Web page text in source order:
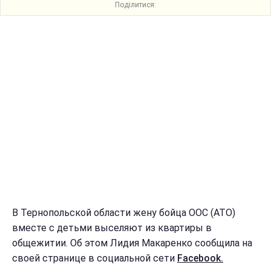
Поділитися:
В Тернопольской области жену бойца ООС (АТО)
вместе с детьми выселяют из квартиры в
общежитии. Об этом Лидия Макаренко сообщила на
своей странице в социальной сети Facebook.